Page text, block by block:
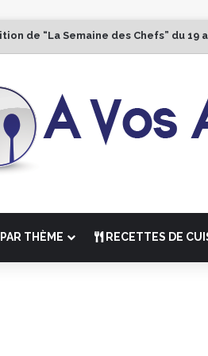
de “La Semaine des Chefs” du 19
THÈME RECETTES DE